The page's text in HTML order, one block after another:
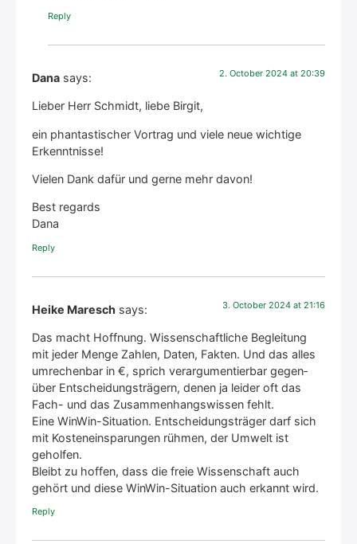
Rep­ly
Dana says: 2. Octo­ber 2024 at 20:39
Lie­ber Herr Schmidt, lie­be Bir­git,
ein phan­tas­ti­scher Vor­trag und vie­le neue wich­ti­ge
Erkennt­nis­se!
Vie­len Dank dafür und ger­ne mehr davon!
Best regards
Dana
Rep­ly
Heike Maresch says: 3. Octo­ber 2024 at 21:16
Das macht Hoff­nung. Wis­sen­schaft­li­che Beglei­tung
mit jeder Men­ge Zah­len, Daten, Fak­ten. Und das alles
umre­chen­bar in €, sprich ver­ar­gu­men­tier­bar gegen­
über Ent­schei­dungs­trä­gern, denen ja lei­der oft das
Fach- und das Zusam­men­hangs­wis­sen fehlt.
Eine Win­Win-Situa­ti­on. Ent­schei­dungs­trä­ger darf sich
mit Kos­ten­ein­spa­run­gen rüh­men, der Umwelt ist
gehol­fen.
Bleibt zu hof­fen, dass die freie Wis­sen­schaft auch
gehört und die­se Win­Win-Situa­ti­on auch erkannt wird.
Rep­ly